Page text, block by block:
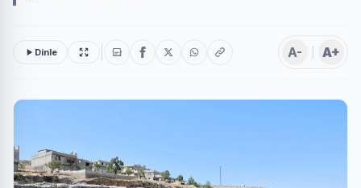
Dinle A- A+